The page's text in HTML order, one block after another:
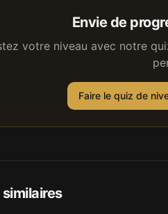
Envie de
votre niveau avec notre
Faire le quiz de